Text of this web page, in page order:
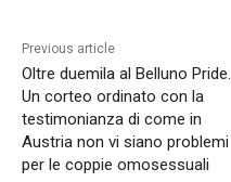
Previous article
Oltre duemila al Belluno Pride.
Un corteo ordinato con la
testimonianza di come in
Austria non vi siano problemi
per le coppie omosessuali